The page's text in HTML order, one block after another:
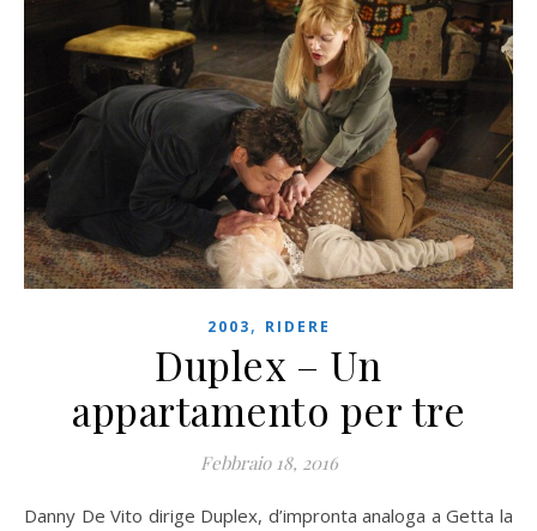
2003, RIDERE
Duplex – Un
appartamento per tre
Febbraio 18, 2016
Danny De Vito dirige Duplex, d’impronta analoga a Getta la